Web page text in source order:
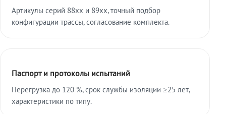
Артикулы серий 88xx и 89xx, точный подбор
конфигурации трассы, согласование комплекта.
Паспорт и протоколы испытаний
Перегрузка до 120 %, срок службы изоляции ≥25 лет,
характеристики по типу.